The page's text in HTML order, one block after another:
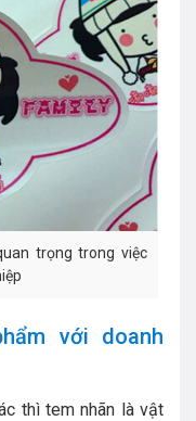
trọng trong việc
với doanh
thì tem nhãn là vật